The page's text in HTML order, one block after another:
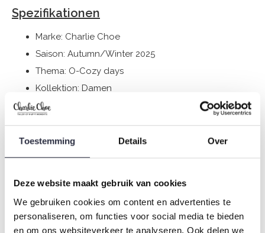
Toestemming Details Over
Deze website maakt gebruik van cookies
We gebruiken cookies om content en advertenties te
personaliseren, om functies voor social media te bieden
en om ons websiteverkeer te analyseren. Ook delen we
Spezifikationen
Marke: Charlie Choe
Saison: Autumn/Winter 2025
Thema: O-Cozy days
Kollektion: Damen
Typ:
Farbe: Faded blue
Zusammensetzung: 95% Modal/ 5% Elastane
Die Nachtwäsche von Charlie Choe ist gefertigt aus
einem wunderbar weichen Jersey und hat eine perfekte